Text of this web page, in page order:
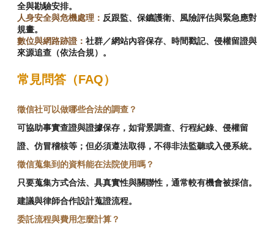
全與勘驗安排。
人身安全與危機處理： 反跟監、保鑣護衛、風險評估與緊急應對
規畫。
數位與網路跡證： 社群／網站內容保存、時間戳記、侵權留證與
來源追查（依法合規）。
常見問答（FAQ）
徵信社可以做哪些合法的調查？
可協助事實查證與證據保存，如背景調查、行程紀錄、侵權留
證、仿冒稽核等；但必須遵法取得，不得非法監聽或入侵系統。
徵信蒐集到的資料能在法院使用嗎？
只要蒐集方式合法、具真實性與關聯性，通常較有機會被採信。
建議與律師合作設計蒐證流程。
委託流程與費用怎麼計算？